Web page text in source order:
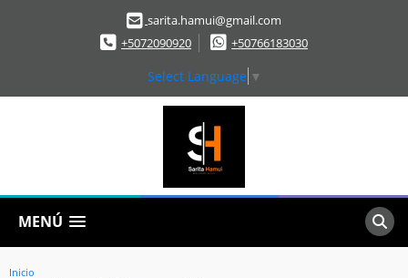
sarita.hamui@gmail.com
+5072090920
+50766183030
Select Language ▼
MENÚ
Inicio